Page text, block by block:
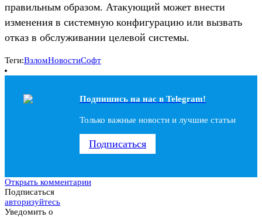
правильным образом. Атакующий может внести
изменения в системную конфигурацию или вызвать
отказ в обслуживании целевой системы.
Теги:ВзломНовостиСофт
Подпишись на наc в Telegram!
Только важные новости и лучшие статьи
Подписаться
Открыть комментарии
Подписаться
авторизуйтесь
Уведомить о